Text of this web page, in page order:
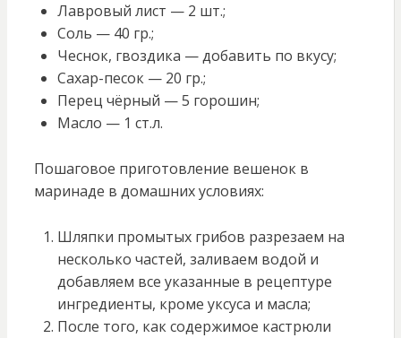
Лавровый лист — 2 шт.;
Соль — 40 гр.;
Чеснок, гвоздика — добавить по вкусу;
Сахар-песок — 20 гр.;
Перец чёрный — 5 горошин;
Масло — 1 ст.л.
Пошаговое приготовление вешенок в
маринаде в домашних условиях:
Шляпки промытых грибов разрезаем на
несколько частей, заливаем водой и
добавляем все указанные в рецептуре
ингредиенты, кроме уксуса и масла;
После того, как содержимое кастрюли